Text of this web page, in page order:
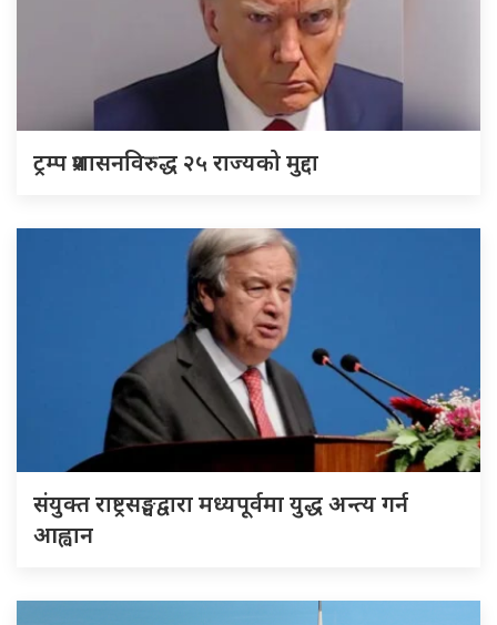
ट्रम्प प्रशासनविरुद्ध २५ राज्यको मुद्दा
संयुक्त राष्ट्रसङ्घद्वारा मध्यपूर्वमा युद्ध अन्त्य गर्न
आह्वान